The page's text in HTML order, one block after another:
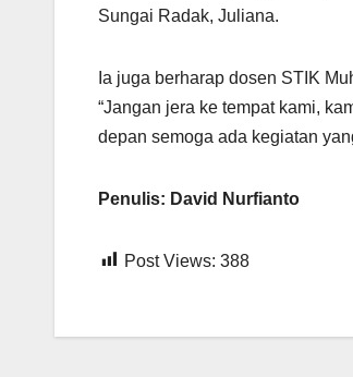
Sungai Radak, Juliana.
Ia juga berharap dosen STIK
“Jangan jera ke tempat kami,
depan semoga ada kegiatan
Penulis: David Nurfianto
Post Views: 388